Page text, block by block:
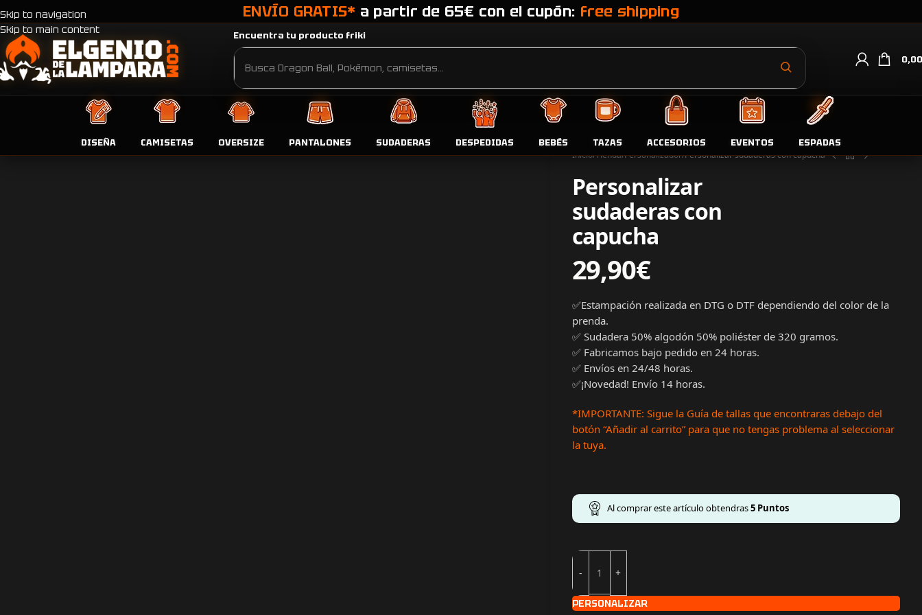
Skip to navigation
Skip to main content
ENVÍO GRATIS* a partir de 65€ con el cupón: free shipping
Encuentra tu producto friki
0,00
DISEÑA CAMISETAS OVERSIZE PANTALONES SUDADERAS DESPEDIDAS BEBÉS TAZAS ACCESORIOS EVENTOS
ESPADAS
Inicio Tienda Personalizador Personalizar sudaderas con capucha​
Personalizar
sudaderas con
capucha​
29,90€
✅Estampación realizada en DTG o DTF dependiendo del color de la
prenda.
✅ Sudadera 50% algodón 50% poliéster de 320 gramos.
✅ Fabricamos bajo pedido en 24 horas.
✅ Envíos en 24/48 horas.
✅¡Novedad! Envío 14 horas.
*IMPORTANTE: Sigue la Guía de tallas que encontraras debajo del
botón “Añadir al carrito” para que no tengas problema al seleccionar
la tuya.
Al comprar este artículo obtendras5Puntos
PERSONALIZAR